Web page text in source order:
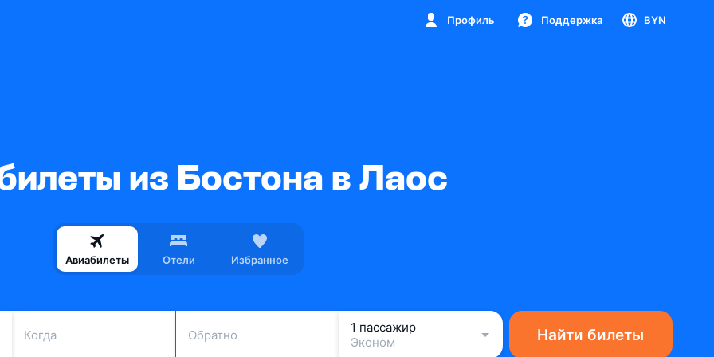
Профиль Поддержка BYN
из Бостона в Лаос
Авиабилеты Отели Избранное
Когда Обратно
1 пассажир
Эконом
Найти билеты